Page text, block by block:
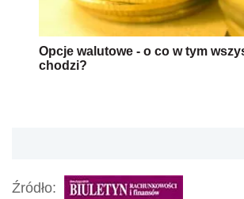
Opcje walutowe - o co w tym
chodzi?
Źródło: